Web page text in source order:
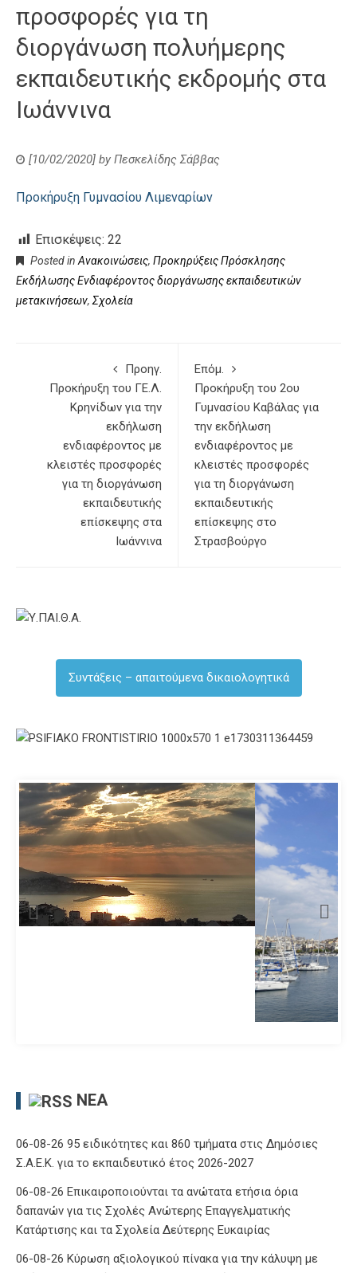
προσφορές για τη
διοργάνωση πολυήμερης
εκπαιδευτικής εκδρομής στα
Ιωάννινα
[10/02/2020] by Πεσκελίδης Σάββας
Προκήρυξη Γυμνασίου Λιμεναρίων
Επισκέψεις: 22
Posted in Ανακοινώσεις, Προκηρύξεις Πρόσκλησης
Εκδήλωσης Ενδιαφέροντος διοργάνωσης εκπαιδευτικών
μετακινήσεων, Σχολεία
Προηγ.
Προκήρυξη του ΓΕ.Λ.
Κρηνίδων για την
εκδήλωση
ενδιαφέροντος με
κλειστές προσφορές
για τη διοργάνωση
εκπαιδευτικής
επίσκεψης στα
Ιωάννινα
Επόμ.
Προκήρυξη του 2ου
Γυμνασίου Καβάλας για
την εκδήλωση
ενδιαφέροντος με
κλειστές προσφορές
για τη διοργάνωση
εκπαιδευτικής
επίσκεψης στο
Στρασβούργο
Συντάξεις – απαιτούμενα δικαιολογητικά
ΝΈΑ
06-08-26 95 ειδικότητες και 860 τμήματα στις Δημόσιες
Σ.Α.Ε.Κ. για το εκπαιδευτικό έτος 2026-2027
06-08-26 Επικαιροποιούνται τα ανώτατα ετήσια όρια
δαπανών για τις Σχολές Ανώτερης Επαγγελματικής
Κατάρτισης και τα Σχολεία Δεύτερης Ευκαιρίας
06-08-26 Κύρωση αξιολογικού πίνακα για την κάλυψη με